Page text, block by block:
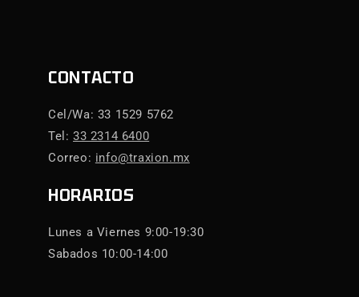
CONTACTO
Cel/Wa: 33 1529 5762
Tel:33 2314 6400
Correo: info@traxion.mx
HORARIOS
Lunes a Viernes 9:00-19:30
Sabados 10:00-14:00